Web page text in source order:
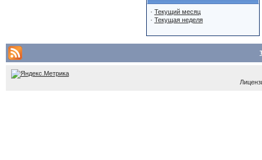
· Текущий месяц
· Текущая неделя